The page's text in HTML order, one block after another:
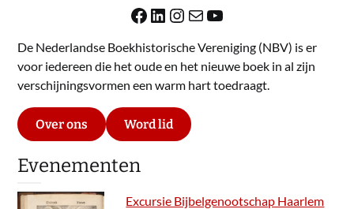
Facebook
LinkedIn
Instagram
E-mailYouTube
De Nederlandse Boekhistorische Vereniging (NBV) is er
voor iedereen die het oude en het nieuwe boek in al zijn
verschijningsvormen een warm hart toedraagt.
Over ons Word lid
Evenementen
Excursie Bijbelgenootschap Haarlem